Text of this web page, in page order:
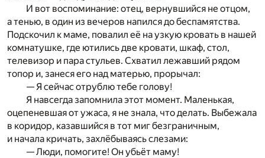
И вот воспоминание: отец, вернувшийся не отцом,
а тенью, в один из вечеров напился до беспамятства.
Подскочил к маме, повалил её на узкую кровать в нашей
комнатушке, где ютились две кровати, шкаф, стол,
телевизор и пара стульев. Схватил лежавший рядом
топор и, занеся его над матерью, прорычал:
— Я сейчас отрублю тебе голову!
Я навсегда запомнила этот момент. Маленькая,
оцепеневшая от ужаса, я не знала, что делать. Выбежала
в коридор, казавшийся в тот миг безграничным,
и начала кричать, захлёбываясь слезами:
— Люди, помогите! Он убьёт маму!